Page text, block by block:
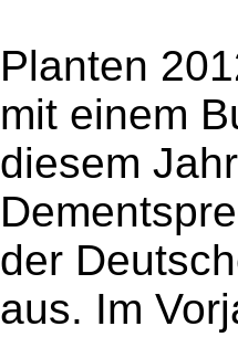
Planten
mit einem
diesem
der
aus. Im